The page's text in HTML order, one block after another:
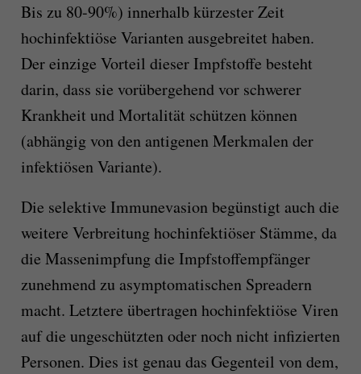
Bis zu 80-90%) innerhalb kürzester Zeit
hochinfektiöse Varianten ausgebreitet haben.
Der einzige Vorteil dieser Impfstoffe besteht
darin, dass sie vorübergehend vor schwerer
Krankheit und Mortalität schützen können
(abhängig von den antigenen Merkmalen der
infektiösen Variante).
Die selektive Immunevasion begünstigt auch die
weitere Verbreitung hochinfektiöser Stämme, da
die Massenimpfung die Impfstoffempfänger
zunehmend zu asymptomatischen Spreadern
macht. Letztere übertragen hochinfektiöse Viren
auf die ungeschützten oder noch nicht infizierten
Personen. Dies ist genau das Gegenteil von dem,